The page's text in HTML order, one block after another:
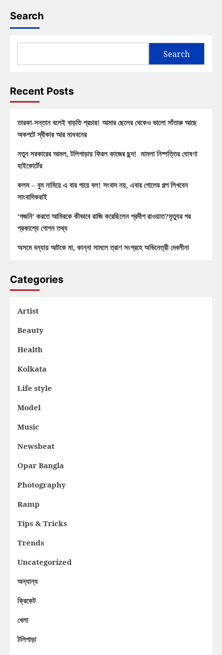
Search
Search
Recent Posts
তারকা-সন্তান বলেই বাড়তি প্রচার! আমার ছেলের থেকেও ভালো সাঁতারু আছে
অকপটে স্বীকার আর মাধবনের
নতুন সরকারের আমল, টলিপাড়ায় ফিরল কাজের ছন্দ! মামলা নিষ্পত্তির ঘোষণা
হাইকোর্টের
কলম – বুম নামিয়ে এ বার পায়ে বল! সংবাদ নয়, এবার গোলের গল্প লিখবেন
সাংবাদিকরাই
‘গজনি’ করতে আমিরকে কীভাবে রাজি করেছিলেন প্রদীপ রাওয়াত?মৃত্যুর পর
প্রকাশ্যে গোপন তথ্য
অসমে বন্যায় আটকে মা, কান্না সামলে ত্রাণ সংগ্রহে অভিনেত্রী দেবলীনা
Categories
Artist
Beauty
Health
Kolkata
Life style
Model
Music
Newsbeat
Opar Bangla
Photography
Ramp
Tips & Tricks
Trends
Uncategorized
অন্যান্য
ক্রিকেট
খেলা
টলিপাড়া